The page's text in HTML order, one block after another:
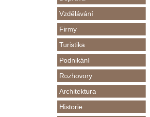
Vzdělávání
Firmy
Turistika
Podnikání
Rozhovory
Architektura
Historie